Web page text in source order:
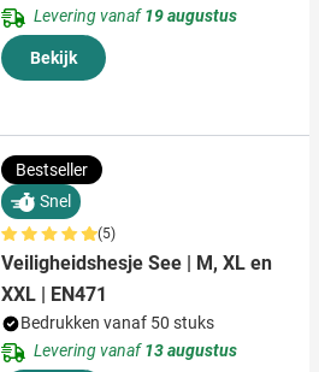
Levering vanaf19 augustus
Bekijk
Bestseller
Snel
(5)
Veiligheidshesje See | M, XL en
XXL | EN471
Bedrukken vanaf 50 stuks
Levering vanaf13 augustus